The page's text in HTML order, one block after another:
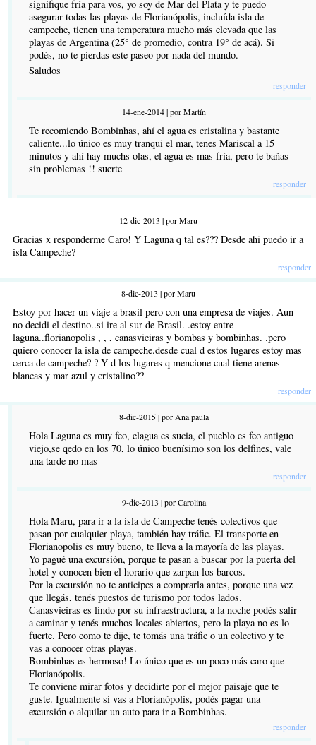
signifique fría para vos, yo soy de Mar del Plata y te puedo
asegurar todas las playas de Florianópolis, incluída isla de
campeche, tienen una temperatura mucho más elevada que las
playas de Argentina (25° de promedio, contra 19° de acá). Si
podés, no te pierdas este paseo por nada del mundo.
Saludos
responder
14-ene-2014 | por Martín
Te recomiendo Bombinhas, ahí el agua es cristalina y bastante
caliente...lo único es muy tranqui el mar, tenes Mariscal a 15
minutos y ahí hay muchs olas, el agua es mas fría, pero te bañas
sin problemas !! suerte
responder
12-dic-2013 | por Maru
Gracias x responderme Caro! Y Laguna q tal es??? Desde ahi puedo ir a
isla Campeche?
responder
8-dic-2013 | por Maru
Estoy por hacer un viaje a brasil pero con una empresa de viajes. Aun
no decidi el destino..si ire al sur de Brasil. .estoy entre
laguna..florianopolis , , , canasvieiras y bombas y bombinhas. .pero
quiero conocer la isla de campeche.desde cual d estos lugares estoy mas
cerca de campeche? ? Y d los lugares q mencione cual tiene arenas
blancas y mar azul y cristalino??
responder
8-dic-2015 | por Ana paula
Hola Laguna es muy feo, elagua es sucia, el pueblo es feo antiguo
viejo,se qedo en los 70, lo único buenísimo son los delfines, vale
una tarde no mas
responder
9-dic-2013 | por Carolina
Hola Maru, para ir a la isla de Campeche tenés colectivos que
pasan por cualquier playa, también hay tráfic. El transporte en
Florianopolis es muy bueno, te lleva a la mayoría de las playas.
Yo pagué una excursión, porque te pasan a buscar por la puerta del
hotel y conocen bien el horario que zarpan los barcos.
Por la excursión no te anticipes a comprarla antes, porque una vez
que llegás, tenés puestos de turismo por todos lados.
Canasvieiras es lindo por su infraestructura, a la noche podés salir
a caminar y tenés muchos locales abiertos, pero la playa no es lo
fuerte. Pero como te dije, te tomás una tráfic o un colectivo y te
vas a conocer otras playas.
Bombinhas es hermoso! Lo único que es un poco más caro que
Florianópolis.
Te conviene mirar fotos y decidirte por el mejor paisaje que te
guste. Igualmente si vas a Florianópolis, podés pagar una
excursión o alquilar un auto para ir a Bombinhas.
responder